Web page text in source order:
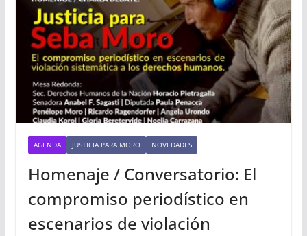
AGENDA JUSTICIA PARA MORO NOVEDADES
Homenaje / Conversatorio: El
compromiso periodístico en
escenarios de violación